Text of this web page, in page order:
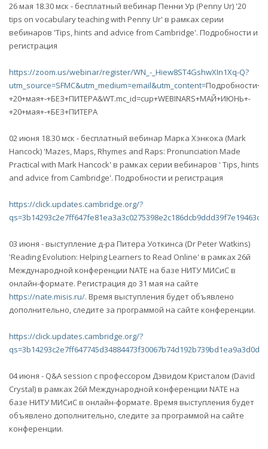
26 мая 18.30 мск - бесплатный вебинар Пенни Ур (Penny Ur) '20
tips on vocabulary teaching with Penny Ur' в рамках серии
вебинаров 'Tips, hints and advice from Cambridge'. Подробности и
регистрация
https://zoom.us/webinar/register/WN_-_Hiew8ST4GshwXIn1Xq-Q?
utm_source=SFMC&utm_medium=email&utm_content=
+20+мая+-+БЕЗ+ПИТЕРА&WT.mc_id=cup+WEBINARS+МАЙ+ИЮНЬ+-
+20+мая+-+БЕЗ+ПИТЕРА
02 июня 18.30 мск - бесплатный вебинар Марка Хэнкока (Mark
Hancock) 'Mazes, Maps, Rhymes and Raps: Pronunciation Made
Practical with Mark Hancock' в рамках серии вебинаров ' Tips, hints
and advice from Cambridge'. Подробности и регистрация
https://click.updates.cambridge.org/?
03 июня - выступление д-ра Питера Уоткинса (Dr Peter Watkins)
'Reading Evolution: Helping Learners to Read Online' в рамках 26й
Международной конференции NATE на базе НИТУ МИСиС в
онлайн-формате. Регистрация до 31 мая на сайте
https://nate.misis.ru/. Время выступления будет объявлено
дополнительно, следите за программой на сайте конференции.
https://click.updates.cambridge.org/?
04 июня - Q&A session с профессором Дэвидом Кристалом (David
Crystal) в рамках 26й Международной конференции NATE на
базе НИТУ МИСиС в онлайн-формате. Время выступления будет
объявлено дополнительно, следите за программой на сайте
конференции.